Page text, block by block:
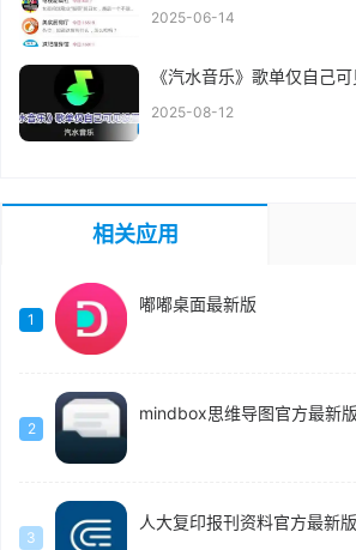
2025-06-14
《汽水音乐》歌单仅自己
2025-08-12
相关应用
1
嘟嘟桌面最新版
2
mindbox思维导图官方最新版
3
人大复印报刊资料官方最新版